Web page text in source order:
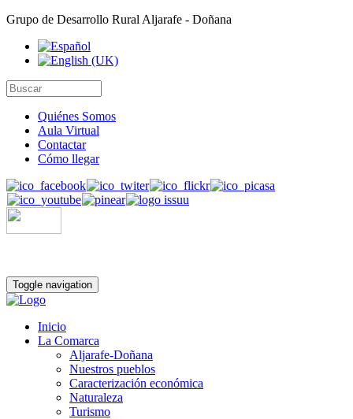
Grupo de Desarrollo Rural Aljarafe - Doñana
Quiénes Somos
Aula Virtual
Contactar
Cómo llegar
Toggle navigation
Inicio
La Comarca
Aljarafe-Doñana
Nuestros pueblos
Caracterización económica
Naturaleza
Turismo